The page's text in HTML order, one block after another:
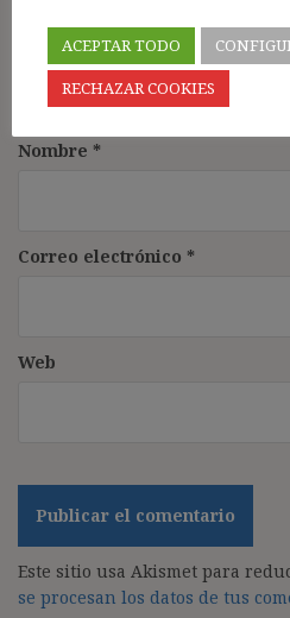
Nombre *
Correo electrónico *
Web
Este sitio usa Akismet para
se procesan los datos de tus
ACEPTAR TODO
RECHAZAR COOKIES